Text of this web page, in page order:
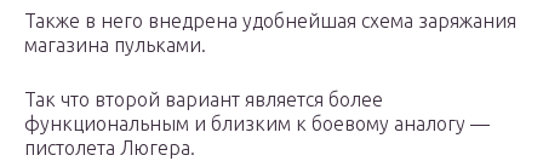
Также в него внедрена удобнейшая схема заряжания
магазина пульками.
Так что второй вариант является более
функциональным и близким к боевому аналогу —
пистолета Люгера.